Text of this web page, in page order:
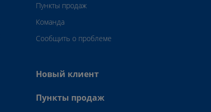
Пункты продаж
Команда
Сообщить о проблеме
Новый клиент
Пункты продаж